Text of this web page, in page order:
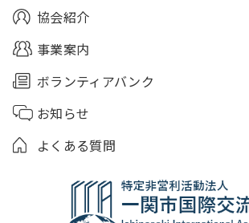
協会紹介
事業案内
ボランティアバンク
お知らせ
よくある質問